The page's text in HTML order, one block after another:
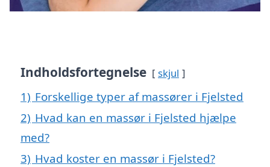
Indholdsfortegnelse skjul
1) Forskellige typer af massører i Fjelsted
2) Hvad kan en massør i Fjelsted hjælpe
med?
3) Hvad koster en massør i Fjelsted?